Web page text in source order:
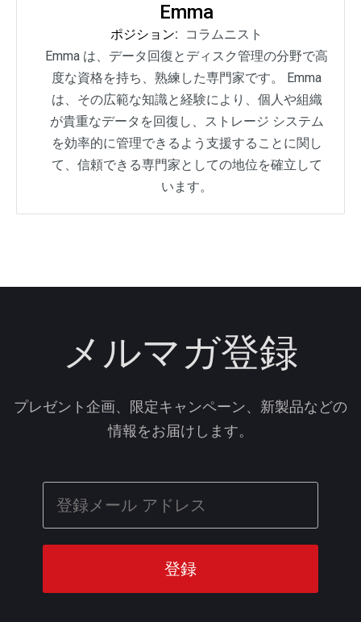
Emma
ポジション:
コラムニスト
Emma は、データ回復とディスク管理の分野で高
度な資格を持ち、熟練した専門家です。 Emma
は、その広範な知識と経験により、個人や組織
が貴重なデータを回復し、ストレージ システム
を効率的に管理できるよう支援することに関し
て、信頼できる専門家としての地位を確立して
います。
メルマガ登録
プレゼント企画、限定キャンペーン、新製品などの
情報をお届けします。